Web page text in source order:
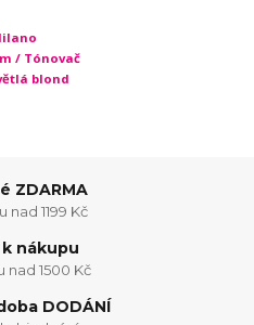
/ Tónovač
blond
ZDARMA
nad 1199 Kč
k nákupu
nad 1500 Kč
DODÁNÍ